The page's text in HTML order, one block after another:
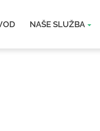
NAŠE SLUŽBA